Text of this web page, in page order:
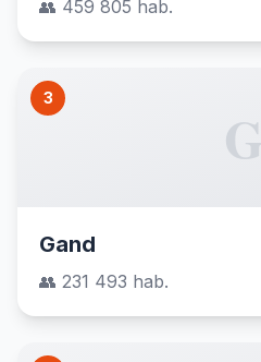
👥 459 805 hab.
3
Gand
👥 231 493 hab.